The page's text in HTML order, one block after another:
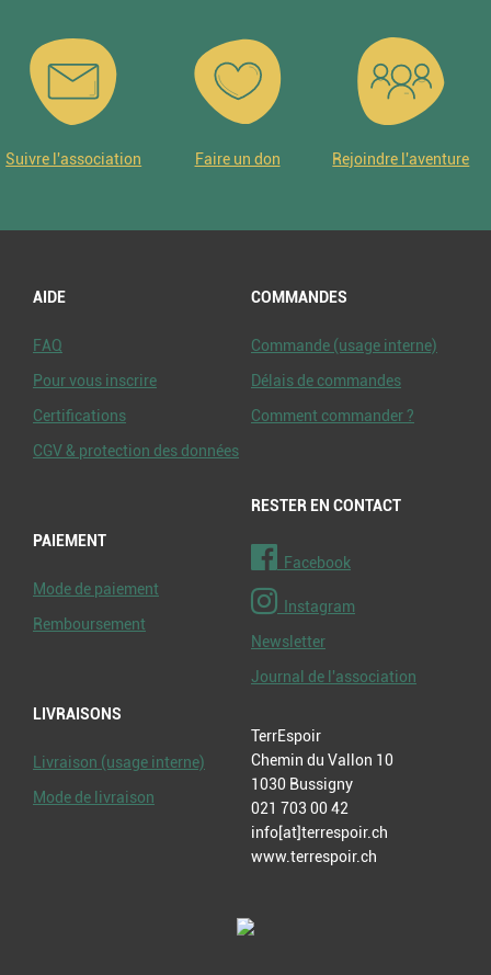
Suivre l'association Faire un don Rejoindre l'aventure
AIDE
FAQ
Pour vous inscrire
Certifications
CGV & protection des données
PAIEMENT
Mode de paiement
Remboursement
LIVRAISONS
Livraison (usage interne)
Mode de livraison
COMMANDES
Commande (usage interne)
Délais de commandes
Comment commander ?
RESTER EN CONTACT
Facebook
Instagram
Newsletter
Journal de l'association
TerrEspoir
Chemin du Vallon 10
1030 Bussigny
021 703 00 42
info[at]terrespoir.ch
www.terrespoir.ch